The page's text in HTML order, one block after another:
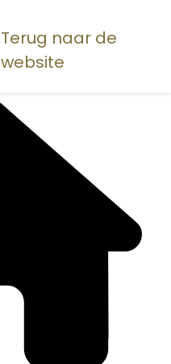
Terug naar de
website